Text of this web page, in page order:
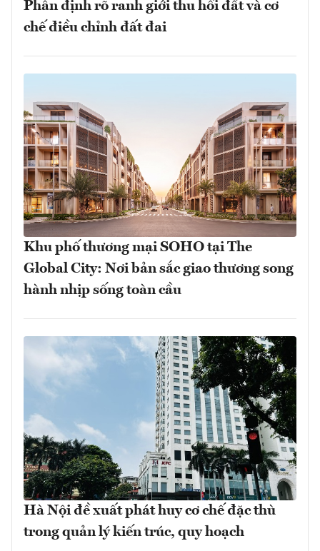
Phân định rõ ranh giới thu hồi đất và cơ
chế điều chỉnh đất đai
Khu phố thương mại SOHO tại The
Global City: Nơi bản sắc giao thương song
hành nhịp sống toàn cầu
Hà Nội đề xuất phát huy cơ chế đặc thù
trong quản lý kiến trúc, quy hoạch